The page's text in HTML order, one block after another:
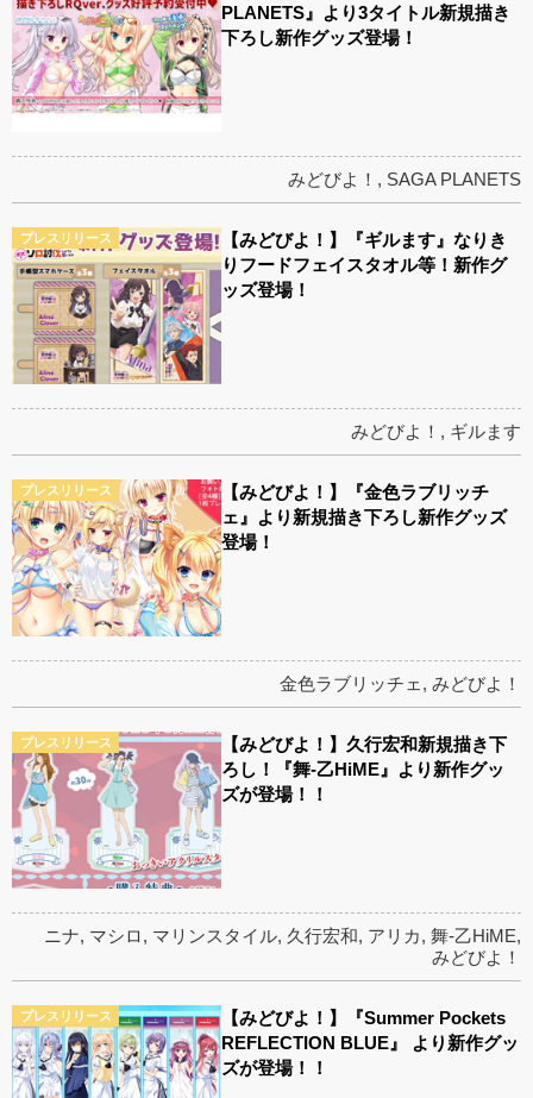
PLANETS』より3タイトル新規描き
下ろし新作グッズ登場！
みどびよ！ , SAGA PLANETS
プレスリリース
【みどびよ！】『ギルます』なりき
りフードフェイスタオル等！新作グ
ッズ登場！
みどびよ！ , ギルます
プレスリリース
【みどびよ！】『金色ラブリッチ
ェ』より新規描き下ろし新作グッズ
登場！
金色ラブリッチェ , みどびよ！
プレスリリース
【みどびよ！】久行宏和新規描き下
ろし！『舞-乙HiME』より新作グッ
ズが登場！！
ニナ, マシロ, マリンスタイル, 久行宏和, アリカ, 舞-乙HiME,
みどびよ！
プレスリリース
【みどびよ！】『Summer Pockets
REFLECTION BLUE』 より新作グッ
ズが登場！！